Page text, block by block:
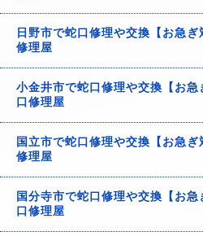
日野市で蛇口修理や交換【お急
修理屋
小金井市で蛇口修理や交換【お
口修理屋
国立市で蛇口修理や交換【お急
修理屋
国分寺市で蛇口修理や交換【お
口修理屋